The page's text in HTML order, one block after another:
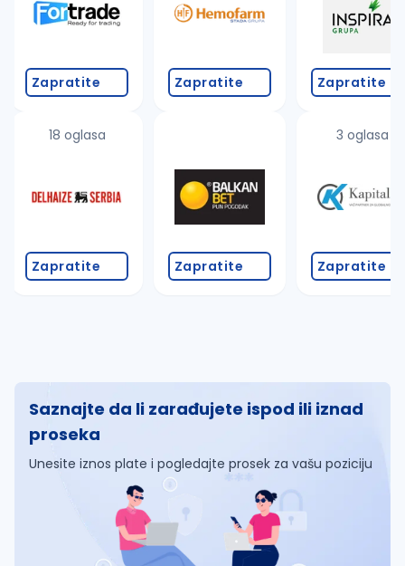
Zapratite
18 oglasa
Zapratite
Zapratite
Zapratite
Zapratite
3 oglasa
Zapratite
Saznajte da li zarađujete ispod ili iznad
proseka
Unesite iznos plate i pogledajte prosek za vašu poziciju